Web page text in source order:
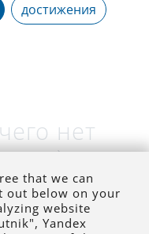
достижения
нет
that we can
out below on your
website
Yandex